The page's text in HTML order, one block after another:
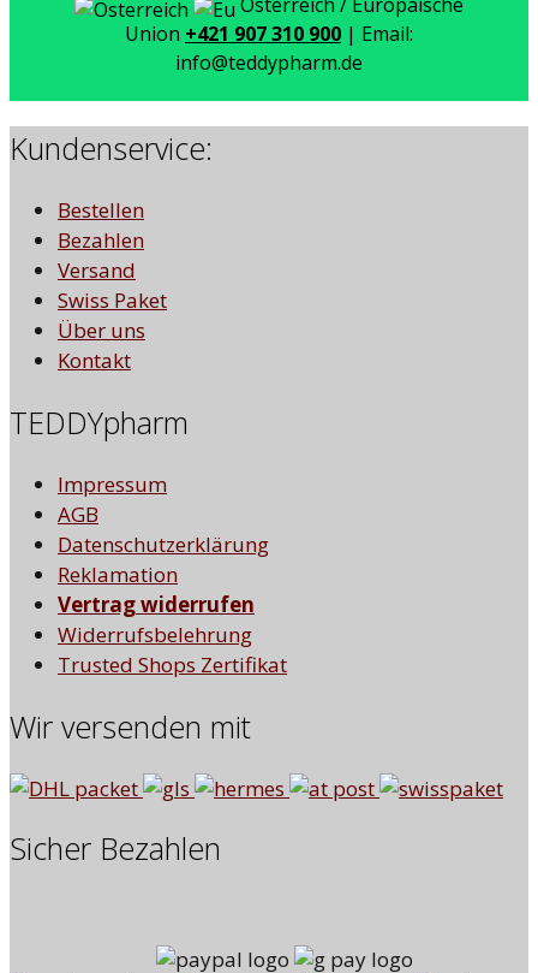
Union +421 907 310 900 | Email:
info@teddypharm.de
Kundenservice:
Bestellen
Bezahlen
Versand
Swiss Paket
Über uns
Kontakt
TEDDYpharm
Impressum
AGB
Datenschutzerklärung
Reklamation
Vertrag widerrufen
Widerrufsbelehrung
Trusted Shops Zertifikat
Wir versenden mit
Sicher Bezahlen